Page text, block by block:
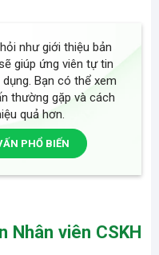
như giới thiệu bản
giúp ứng viên tự tin
Bạn có thể xem
thường gặp và cách
quả hơn.
PHỔ BIẾN
Nhân viên CSKH